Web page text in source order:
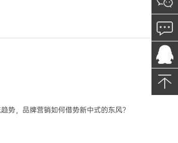
势，品牌营销如何借势新中式的东风？